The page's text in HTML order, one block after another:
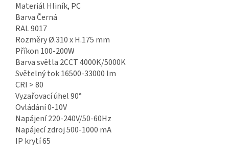
Materiál Hliník, PC
Barva Černá
RAL 9017
Rozměry Ø.310 x H.175 mm
Příkon 100-200W
Barva světla 2CCT 4000K/5000K
Světelný tok 16500-33000 lm
CRI > 80
Vyzařovací úhel 90°
Ovládání 0-10V
Napájení 220-240V/50-60Hz
Napájecí zdroj 500-1000 mA
IP krytí 65